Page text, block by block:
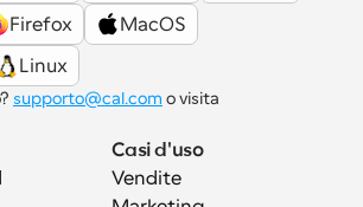
Firefox
MacOS
Linux
supporto@cal.com
Casi d'uso
Vendite